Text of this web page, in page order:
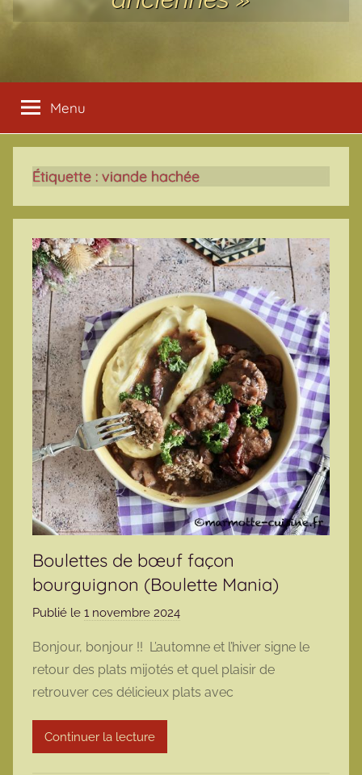
Menu
Étiquette : viande hachée
Boulettes de bœuf façon
bourguignon (Boulette Mania)
Publié le 1 novembre 2024
r
m
a
Bonjour, bonjour !! L’automne et l’hiver signe le
retour des plats mijotés et quel plaisir de
retrouver ces délicieux plats avec
Continuer la lecture